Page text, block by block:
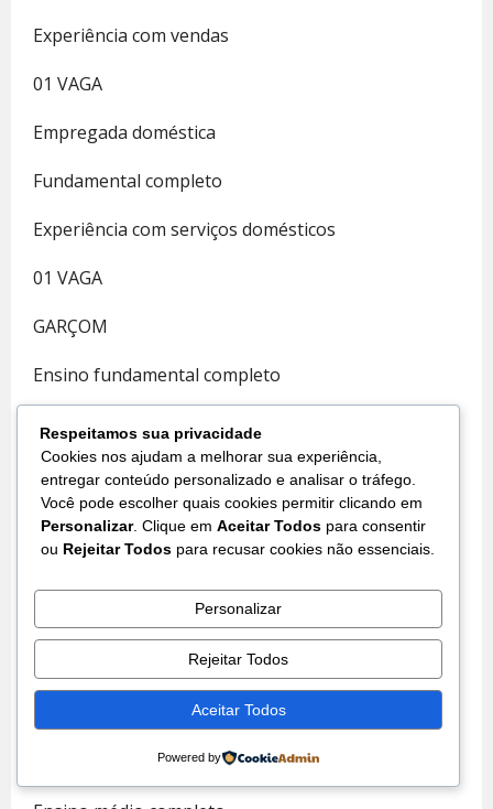
Experiência com vendas
01 VAGA
Empregada doméstica
Fundamental completo
Experiência com serviços domésticos
01 VAGA
GARÇOM
Ensino fundamental completo
Experiência comprovada
06 VAGAS
AUXILIAR DE COZINHA
Experiência comprovada
VENDEDOR EXTERNO
Respeitamos sua privacidade
Cookies nos ajudam a melhorar sua experiência,
entregar conteúdo personalizado e analisar o tráfego.
Você pode escolher quais cookies permitir clicando em
Personalizar. Clique em Aceitar Todos para consentir
ou Rejeitar Todos para recusar cookies não essenciais.
Personalizar
Rejeitar Todos
Aceitar Todos
Powered by